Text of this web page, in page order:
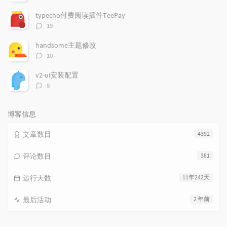
数：
typecho付费阅读插件TeePay
评
数：
19
handsome主题修改
评
数：
10
v2-ui安装配置
评
8
博客信息
4392
文章数目
381
评论数目
11年242天
运行天数
2 年前
最后活动